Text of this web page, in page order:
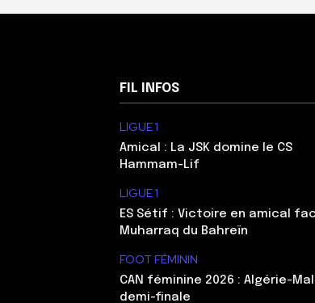
FIL INFOS
LIGUE 1
Amical : La JSK domine le CS
Hammam-Lif
LIGUE 1
ES Sétif : Victoire en amical
Muharraq du Bahreïn
FOOT FÉMININ
CAN féminine 2026 : Algérie-
demi-finale